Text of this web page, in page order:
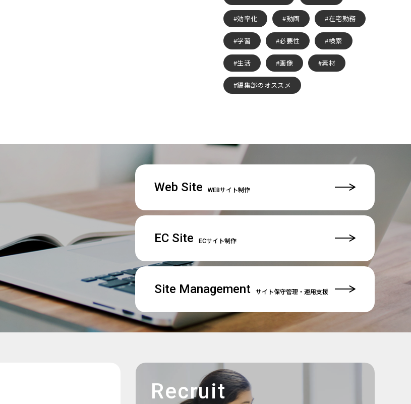
効率化 動画 在宅勤務
学習 必要性 検索
生活 画像 素材
編集部のオススメ
Web Site WEBサイト制作
EC Site ECサイト制作
Site Management サイト保守管理 ・運用支援
Recruit